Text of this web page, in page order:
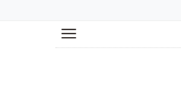
Menú